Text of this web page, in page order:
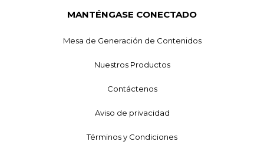
MANTÉNGASE CONECTADO
Mesa de Generación de Contenidos
Nuestros Productos
Contáctenos
Aviso de privacidad
Términos y Condiciones